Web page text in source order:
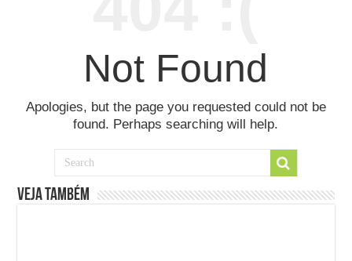
Grávida pode comer picles e alimentos em conserva durante
Grávida pode comer Ceviche? Entenda os riscos na gravidez
Carta Psicografada João Hélio: Revelação, Paz e a Lei do
Carta Psicografada de Eduardo Campos
Not Found
Apologies, but the page you requested could not be
found. Perhaps searching will help.
Veja também